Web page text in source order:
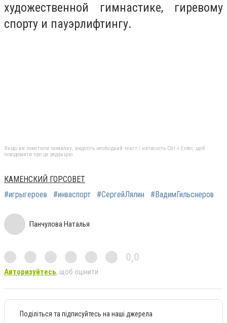
художественной гимнастике, гиревому
спорту и пауэрлифтингу.
Якщо ви помітили помилку, виділіть необхідний текст і натисніть Ctrl + Enter, щоб
повідомити про це редакцію
КАМЕНСКИЙ ГОРСОВЕТ
#игрыгероев
#инваспорт #СергейЛялин #ВадимГильснеров
Панчулова Наталья
0,0
Авторизуйтесь, щоб оцінити
Поділіться та підписуйтесь на наші джерела